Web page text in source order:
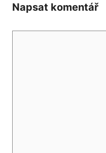
Napsat komentář